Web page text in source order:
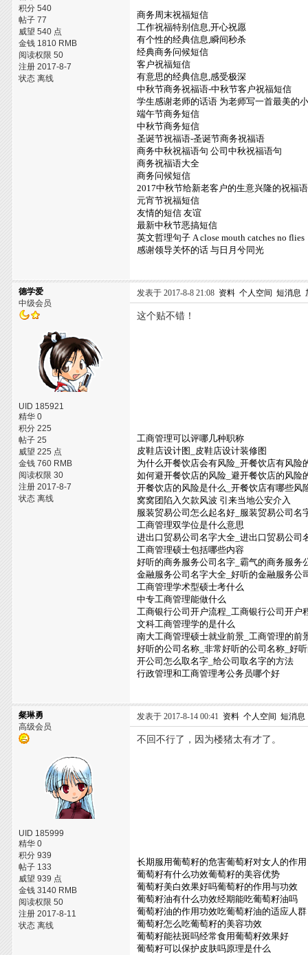
积分 540
帖子 77
威望 540 点
金钱 1810 RMB
阅读权限 50
注册 2017-8-7
状态 离线
商务周末祝福短信
工作祝福特别信息,开心祝愿
有个性的经典信息,瞬间秒杀
经典商务问候短信
客户祝福短信
有意思的经典信息,感受极深
中秋节商务祝福语-中秋节客户祝福短信
学生感谢老师的话语 为老师写一首最美的
端午节商务短信
中秋节商务短信
圣诞节祝福语-圣诞节商务祝福语
商务中秋祝福语句 公司中秋祝福语句
商务祝福语大全
商务问候短信
2017中秋节给新老客户的生意兴隆的祝福
元宵节祝福短信
友情的短信 友谊
最新中秋节恶搞短信
英文哲理句子 A close mouth catches no flies
感谢领导关怀的话 与日月兮同光
德学爱
中级会员
UID 185921
精华 0
积分 225
帖子 25
威望 225 点
金钱 760 RMB
阅读权限 30
注册 2017-8-7
状态 离线
发表于 2017-8-8 21:08 资料 个人空间 短消息
这个贴不错！
工商管理可以评哪几种职称
皮鞋店设计图_皮鞋店设计装修图
为什么开餐饮店会有风险_开餐饮店有风险
如何避开餐饮店的风险_避开餐饮店的风险
开餐饮店的风险是什么_开餐饮店有哪些风
窝窝团陷入欠款风波 引来当地公安介入
服装贸易公司怎么起名好_服装贸易公司名
工商管理双学位是什么意思
进出口贸易公司名字大全_进出口贸易公司
工商管理硕士包括哪些内容
好听的商务服务公司名字_霸气的商务服务
金融服务公司名字大全_好听的金融服务公
工商管理学术型硕士考什么
中专工商管理能做什么
工商银行公司开户流程_工商银行公司开户
文科工商管理学的是什么
南大工商管理硕士就业前景_工商管理的前
好听的公司名称_非常好听的公司名称_好
开公司怎么取名字_给公司取名字的方法
行政管理和工商管理考公务员哪个好
粲琳勇
高级会员
UID 185999
精华 0
积分 939
帖子 133
威望 939 点
金钱 3140 RMB
阅读权限 50
注册 2017-8-11
状态 离线
发表于 2017-8-14 00:41 资料 个人空间 短消息
不回不行了，因为楼猪太有才了。
长期服用葡萄籽的危害葡萄籽对女人的作用
葡萄籽有什么功效葡萄籽的美容优势
葡萄籽美白效果好吗葡萄籽的作用与功效
葡萄籽油有什么功效经期能吃葡萄籽油吗
葡萄籽油的作用功效吃葡萄籽油的适应人群
葡萄籽怎么吃葡萄籽的美容功效
葡萄籽能祛斑吗经常食用葡萄籽效果好
葡萄籽可以保护皮肤吗原理是什么